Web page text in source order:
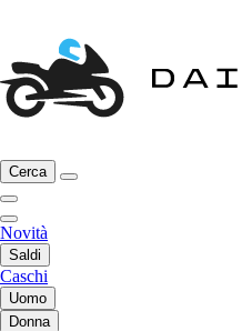
Cerca
Novità
Saldi
Caschi
Uomo
Donna